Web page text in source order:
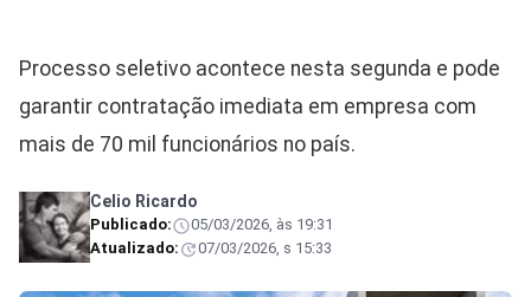
Processo seletivo acontece nesta segunda e pode
garantir contratação imediata em empresa com
mais de 70 mil funcionários no país.
Celio Ricardo
Publicado:
05/03/2026, às 19:31
Atualizado:
07/03/2026, s 15:33